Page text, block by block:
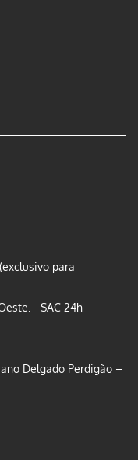
para
- SAC 24h
Delgado Perdigão –